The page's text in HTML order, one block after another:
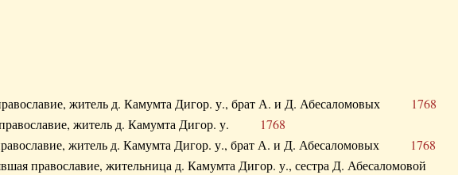
житель д. Камумта Дигор. у., брат А. и Д. Абесаломовых 1768
житель д. Камумта Дигор. у. 1768
житель д. Камумта Дигор. у., брат А. и Д. Абесаломовых 1768
православие, жительница д. Камумта Дигор. у., сестра Д. Абесаломовой